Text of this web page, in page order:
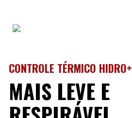
CONTROLE TÉRMICO HIDRO+
MAIS LEVE E